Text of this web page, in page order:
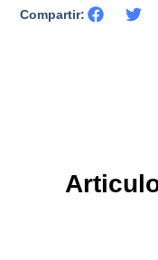
Compartir: